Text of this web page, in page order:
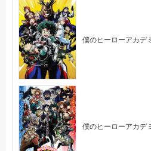
僕のヒーローアカデ
僕のヒーローアカデ